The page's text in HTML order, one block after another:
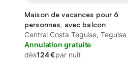
Maison de vacances pour 6
personnes, avec balcon
Central Costa Teguise, Teguise
Annulation gratuite
dès124 €par nuit